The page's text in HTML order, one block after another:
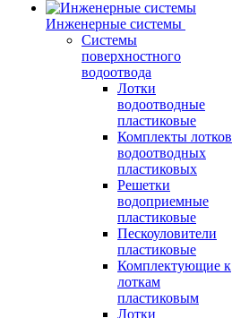
Инженерные системы
Системы
поверхностного
водоотвода
Лотки
водоотводные
пластиковые
Комплекты лотков
водоотводных
пластиковых
Решетки
водоприемные
пластиковые
Пескоуловители
пластиковые
Комплектующие к
лоткам
пластиковым
Лотки